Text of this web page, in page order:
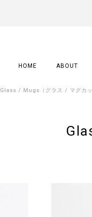
HOME ABOUT
Glass / Mugs（グラス / マグカッ